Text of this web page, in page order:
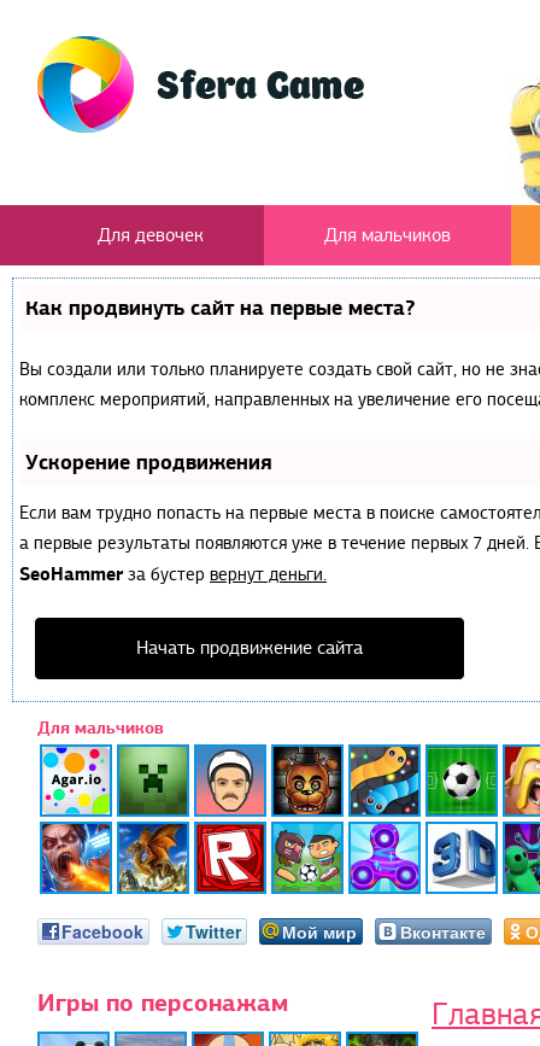
Для девочек Для мальчиков
Как продвинуть сайт на первые места?
Вы создали или только планируете создать свой сайт, но не
комплекс мероприятий, направленных на увеличение его
Ускорение продвижения
Если вам трудно попасть на первые места в поиске
а первые результаты появляются уже в течение первых 7
SeoHammerза бустер вернут деньги.
Начать продвижение сайта
Для мальчиков
Facebook Twitter Мой мир Вконтакте
Игры по персонажам